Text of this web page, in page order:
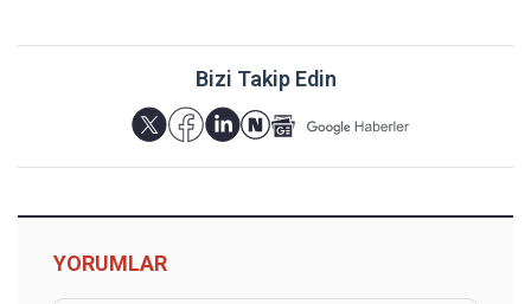
Bizi Takip Edin
YORUMLAR